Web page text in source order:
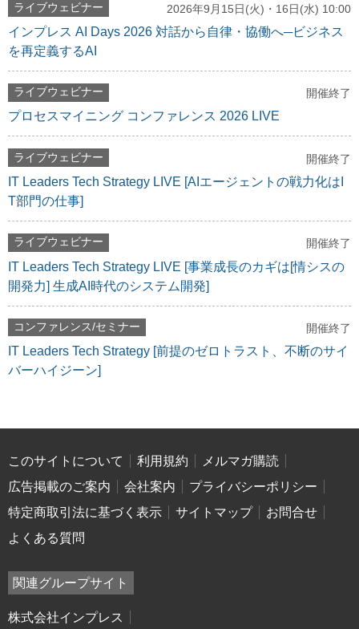
ライブウェビナー 2026年9月15日(火)・16日(水) 10:00
インプレス AI Days 2026 対話から自律・協働へ─ビジネス
を再定義するAI
ライブウェビナー 開催終了
プロセスマイニング コンファレンス 2026 LIVE
ライブウェビナー 開催終了
IT Leaders Tech Strategy LIVE [AIエージェントの戦力化はI
T部門の仕事]
ライブウェビナー 開催終了
IT Leaders Tech Strategy LIVE [事業成長のカギは[情シスの
開発力] 生成AI時代のシステム開発]
コンファレンス/セミナー 開催終了
IT Leaders Tech Strategy [前提のゼロトラスト、不断のサイ
バーハイジーン]
このサイトについて 利用規約
メルマガ購読
広告掲載のご案内
会社案内
プライバシーポリシー
特定商取引法に基づく表示
サイトマップ
お問合せ
よくある質問
関連グループサイト
株式会社インプレス